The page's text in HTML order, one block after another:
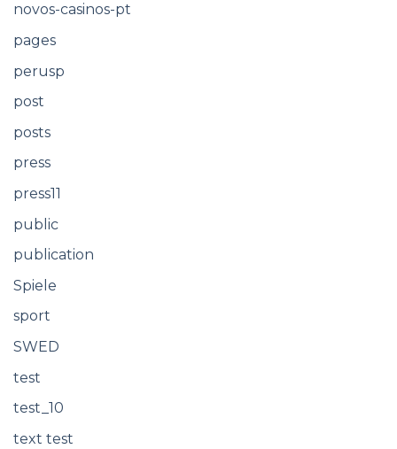
novos-casinos-pt
pages
perusp
post
posts
press
press11
public
publication
Spiele
sport
SWED
test
test_10
text test